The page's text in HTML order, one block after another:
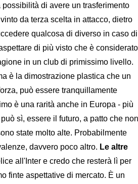
di avere un trasferimento
da terza scelta in attacco, dietro
qualcosa di diverso in caso di
di più visto che è considerato
in un club di primissimo livello.
è la dimostrazione plastica che un
può essere tranquillamente
è una rarità anche in Europa - più
sì, essere il futuro, a patto che non
state molto alte. Probabilmente
davvero poco altro. Le altre
all'Inter e credo che resterà lì per
finte aspettative di mercato. È un